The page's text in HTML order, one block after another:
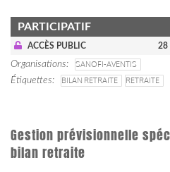
PARTICIPATIF
ACCÈS PUBLIC 28
Organisations
SANOFI-AVENTIS
Étiquettes
BILAN RETRAITE RETRAITE
Gestion prévisionnelle
bilan retraite